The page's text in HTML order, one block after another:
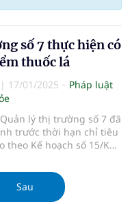
số 7 thực hiện có
thuốc lá
| 17/01/2025
Pháp luật
lý thị trường số 7 đã
trước thời hạn chỉ tiêu
theo Kế hoạch số 15/KH-
trường tỉnh Gia Lai về
điểm đấu tranh chống
vận chuyển, tàng trữ,
Sau